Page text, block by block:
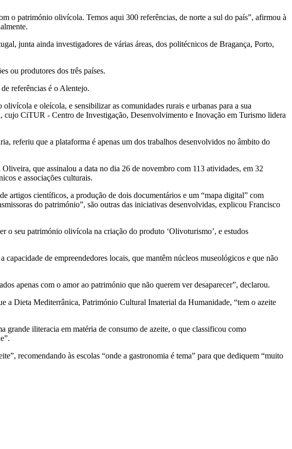
o património olivícola. Temos aqui 300 referências, de norte a sul do país”, afirmou à
junta ainda investigadores de várias áreas, dos politécnicos de Bragança, Porto,
ou produtores dos três países.
referências é o Alentejo.
e oleícola, e sensibilizar as comunidades rurais e urbanas para a sua
cujo CiTUR - Centro de Investigação, Desenvolvimento e Inovação em Turismo lidera
referiu que a plataforma é apenas um dos trabalhos desenvolvidos no âmbito do
que assinalou a data no dia 26 de novembro com 113 atividades, em 32
e associações culturais.
artigos científicos, a produção de dois documentários e um “mapa digital” com
do património”, são outras das iniciativas desenvolvidas, explicou Francisco
o seu património olivícola na criação do produto ‘Olivoturismo’, e estudos
de empreendedores locais, que mantêm núcleos museológicos e que não
apenas com o amor ao património que não querem ver desaparecer”, declarou.
a Dieta Mediterrânica, Património Cultural Imaterial da Humanidade, “tem o azeite
grande iliteracia em matéria de consumo de azeite, o que classificou como
recomendando às escolas “onde a gastronomia é tema” para que dediquem “muito